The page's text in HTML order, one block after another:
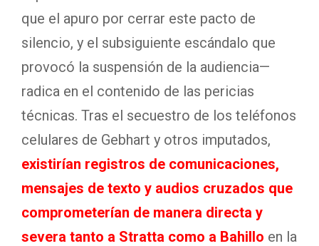
que el apuro por cerrar este pacto de
silencio, y el subsiguiente escándalo que
provocó la suspensión de la audiencia—
radica en el contenido de las pericias
técnicas. Tras el secuestro de los teléfonos
celulares de Gebhart y otros imputados,
existirían registros de comunicaciones,
mensajes de texto y audios cruzados que
comprometerían de manera directa y
severa tanto a Stratta como a Bahillo en la